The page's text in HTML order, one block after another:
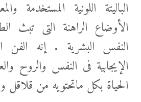
الباليتة اللونية المستخدمة
الأوضاع الراهنة التى تبث
النفس البشرية . إنه الفن
الإيجابية فى النفس والروح
الحياة بكل ماتحتويه من